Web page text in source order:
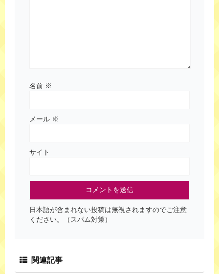
名前 ※
メール ※
サイト
日本語が含まれない投稿は無視されますのでご注意
ください。（スパム対策）
関連記事